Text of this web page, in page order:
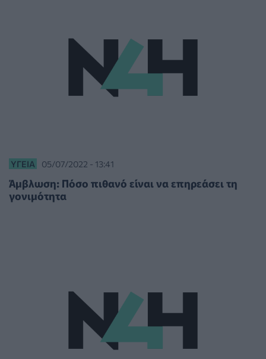
ΥΓΕΊΑ 05/07/2022 - 13:41
Άμβλωση: Πόσο πιθανό είναι να επηρεάσει τη
γονιμότητα